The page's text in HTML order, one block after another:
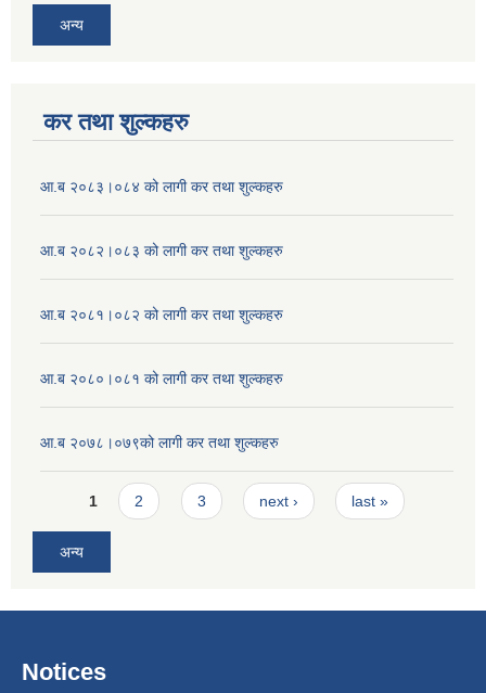
अन्य
कर तथा शुल्कहरु
आ.ब २०८३।०८४ को लागी कर तथा शुल्कहरु
आ.ब २०८२।०८३ को लागी कर तथा शुल्कहरु
आ.ब २०८१।०८२ को लागी कर तथा शुल्कहरु
आ.ब २०८०।०८१ को लागी कर तथा शुल्कहरु
आ.ब २०७८।०७९को लागी कर तथा शुल्कहरु
Pages
1 2 3 next › last »
अन्य
Notices